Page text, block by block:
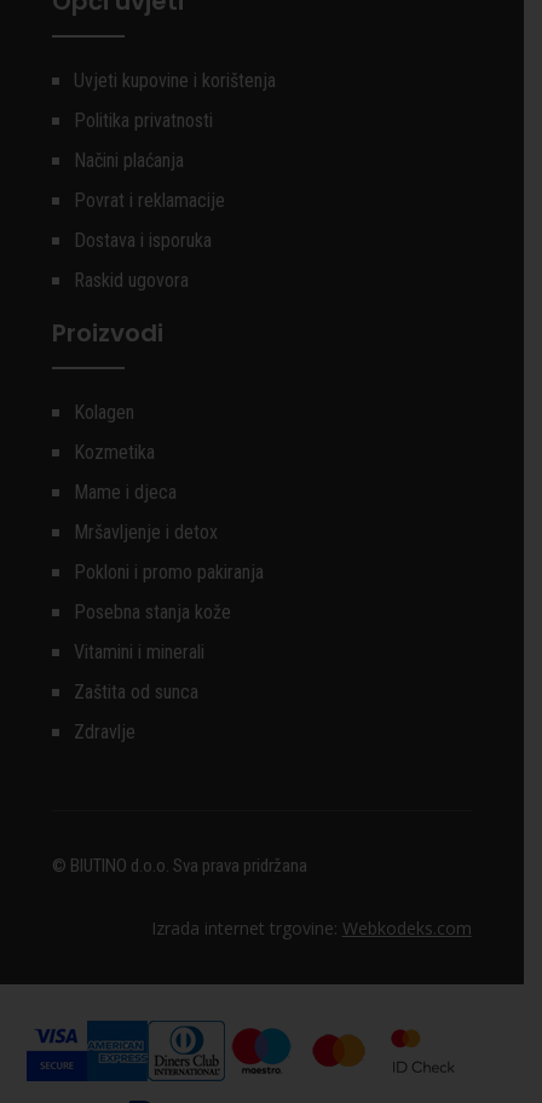
Uvjeti kupovine i korištenja
Politika privatnosti
Načini plaćanja
Povrat i reklamacije
Dostava i isporuka
Raskid ugovora
Proizvodi
Kolagen
Kozmetika
Mame i djeca
Mršavljenje i detox
Pokloni i promo pakiranja
Posebna stanja kože
Vitamini i minerali
Zaštita od sunca
Zdravlje
© BIUTINO d.o.o. Sva prava pridržana
Izrada internet trgovine: Webkodeks.com